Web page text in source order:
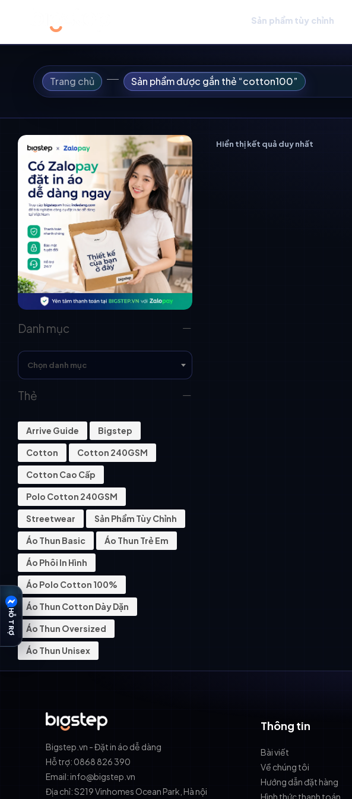
Sản phẩm tùy chỉnh
Trang chủ Sản phẩm được gắn thẻ “cotton100”
Hiển thị kết quả duy nhất
Danh mục
Chọn danh mục
Thẻ
Arrive Guide Bigstep
Cotton Cotton 240GSM
Cotton Cao Cấp
Polo Cotton 240GSM
Streetwear Sản Phẩm Tùy Chỉnh
Áo Thun Basic Áo Thun Trẻ Em
Áo Phôi In Hình
Áo Polo Cotton 100%
Áo Thun Cotton Dày Dặn
Áo Thun Oversized
Áo Thun Unisex
Bigstep.vn - Đặt in áo dễ dàng
Hỗ trợ: 0868 826 390
Email: info@bigstep.vn
Địa chỉ: S219 Vinhomes Ocean Park, Hà nội
Thông tin
Bài viết
Về chúng tôi
Hướng dẫn đặt hàng
Hình thức thanh toán
HỖ TRỢ